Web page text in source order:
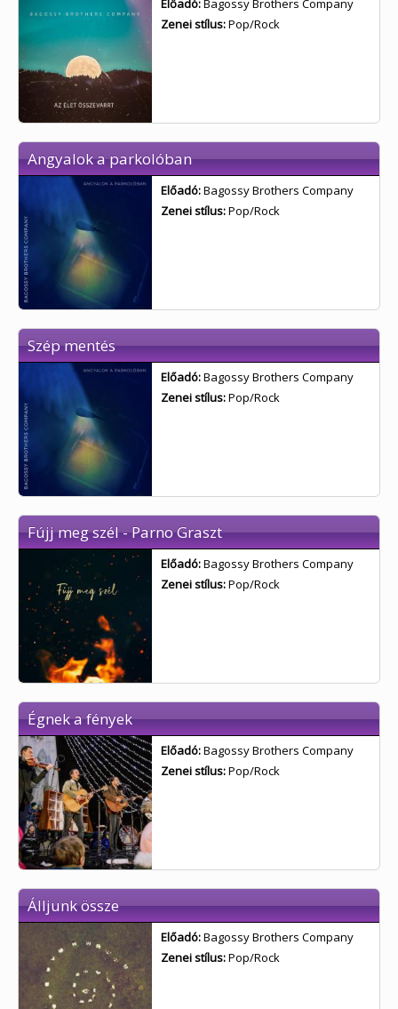
Előadó:Bagossy Brothers Company
Zenei stílus:Pop/Rock
Angyalok a parkolóban
Előadó:Bagossy Brothers Company
Zenei stílus:Pop/Rock
Szép mentés
Előadó:Bagossy Brothers Company
Zenei stílus:Pop/Rock
Fújj meg szél - Parno Graszt
Előadó:Bagossy Brothers Company
Zenei stílus:Pop/Rock
Égnek a fények
Előadó:Bagossy Brothers Company
Zenei stílus:Pop/Rock
Álljunk össze
Előadó:Bagossy Brothers Company
Zenei stílus:Pop/Rock